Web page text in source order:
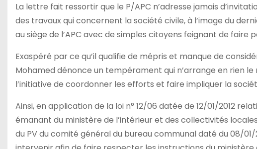
La lettre fait ressortir que le P/APC n’adresse jamais
des travaux qui concernent la société civile, à l’image du
au siège de l’APC avec de simples citoyens feignant de faire
Exaspéré par ce qu’il qualifie de mépris et manque de
Mohamed dénonce un tempérament qui n’arrange en rien
l’initiative de coordonner les efforts et faire impliquer la
Ainsi, en application de la loi n° 12/06 datée de 12/01/2012
émanant du ministère de l’intérieur et des collectivités
du PV du comité général du bureau communal daté du 08/